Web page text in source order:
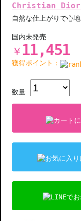
Christian Dior
自然な仕上がりで心
国内未発売
￥ 11,451
獲得ポイント：
数量